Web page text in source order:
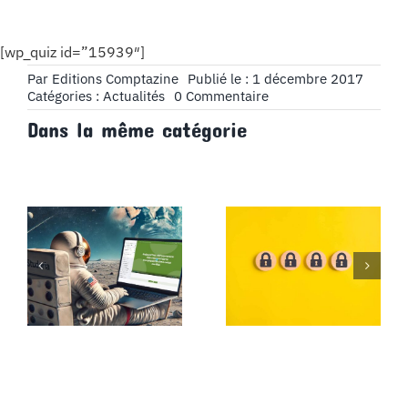
[wp_quiz id=”15939″]
Par Editions Comptazine Publié le : 1 décembre 2017
Catégories : Actualités 0 Commentaireon
Quiz
Dans la même catégorie
Cours BTS CG
: Votre
plateforme
d’apprentissage
complète
pour le BTS
Comptabilité
et Gestion
protéger ses